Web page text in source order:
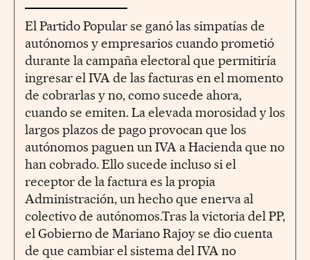
El Partido Popular se ganó las simpatías de
autónomos y empresarios cuando prometió
durante la campaña electoral que permitiría
ingresar el IVA de las facturas en el momento
de cobrarlas y no, como sucede ahora,
cuando se emiten. La elevada morosidad y los
largos plazos de pago provocan que los
autónomos paguen un IVA a Hacienda que no
han cobrado. Ello sucede incluso si el
receptor de la factura es la propia
Administración, un hecho que enerva al
colectivo de autónomos.Tras la victoria del PP,
el Gobierno de Mariano Rajoy se dio cuenta
de que cambiar el sistema del IVA no